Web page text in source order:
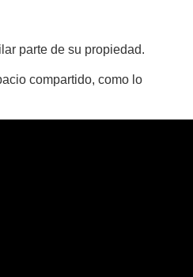
parte de su propiedad.
compartido, como lo